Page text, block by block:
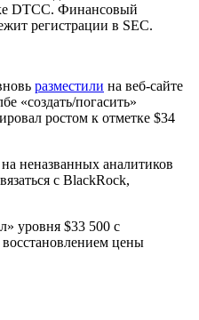
DTCC. Финансовый
регистрации в SEC.
разместили на веб-сайте
«создать/погасить»
ростом к отметке $34
неназванных аналитиков
с BlackRock,
уровня $33 500 с
цены